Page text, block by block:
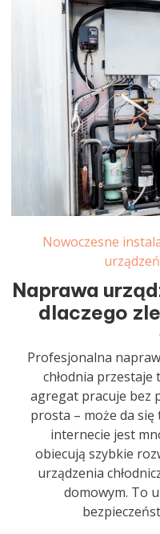
Nowoczesne
Naprawa
dlaczego
Profesjonalna
chłodnia
agregat pracuje bez
prosta – może da
internecie jest
obiecują szybkie
urządzenia
domowym. To